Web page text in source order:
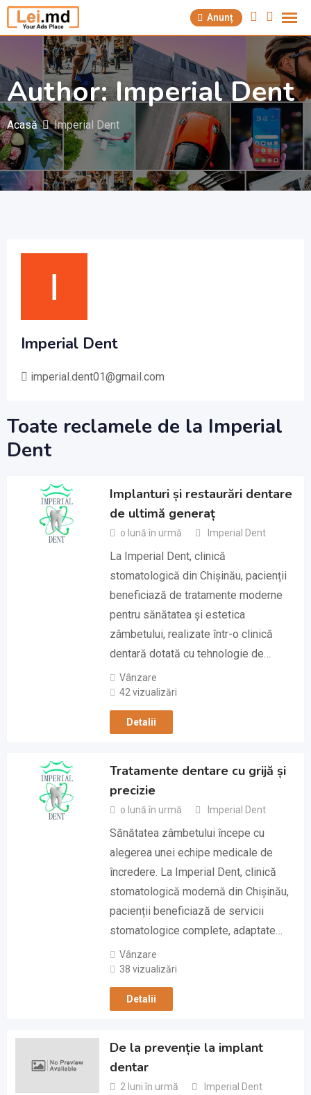
Săriți
la
Anunț
Author: Imperial Dent
Acasă Imperial Dent
Imperial Dent
imperial.dent01@gmail.com
Toate reclamele de la Imperial
Dent
Implanturi și restaurări dentare
de ultimă generaț
o lună în urmă Imperial Dent
La Imperial Dent, clinică
stomatologică din Chișinău, pacienții
beneficiază de tratamente moderne
pentru sănătatea și estetica
zâmbetului, realizate într-o clinică
dentară dotată cu tehnologie de…
Vânzare
42 vizualizări
Detalii
Tratamente dentare cu grijă și
precizie
o lună în urmă Imperial Dent
Sănătatea zâmbetului începe cu
alegerea unei echipe medicale de
încredere. La Imperial Dent, clinică
stomatologică modernă din Chișinău,
pacienții beneficiază de servicii
stomatologice complete, adaptate…
Vânzare
38 vizualizări
Detalii
De la prevenție la implant
dentar
2 luni în urmă Imperial Dent